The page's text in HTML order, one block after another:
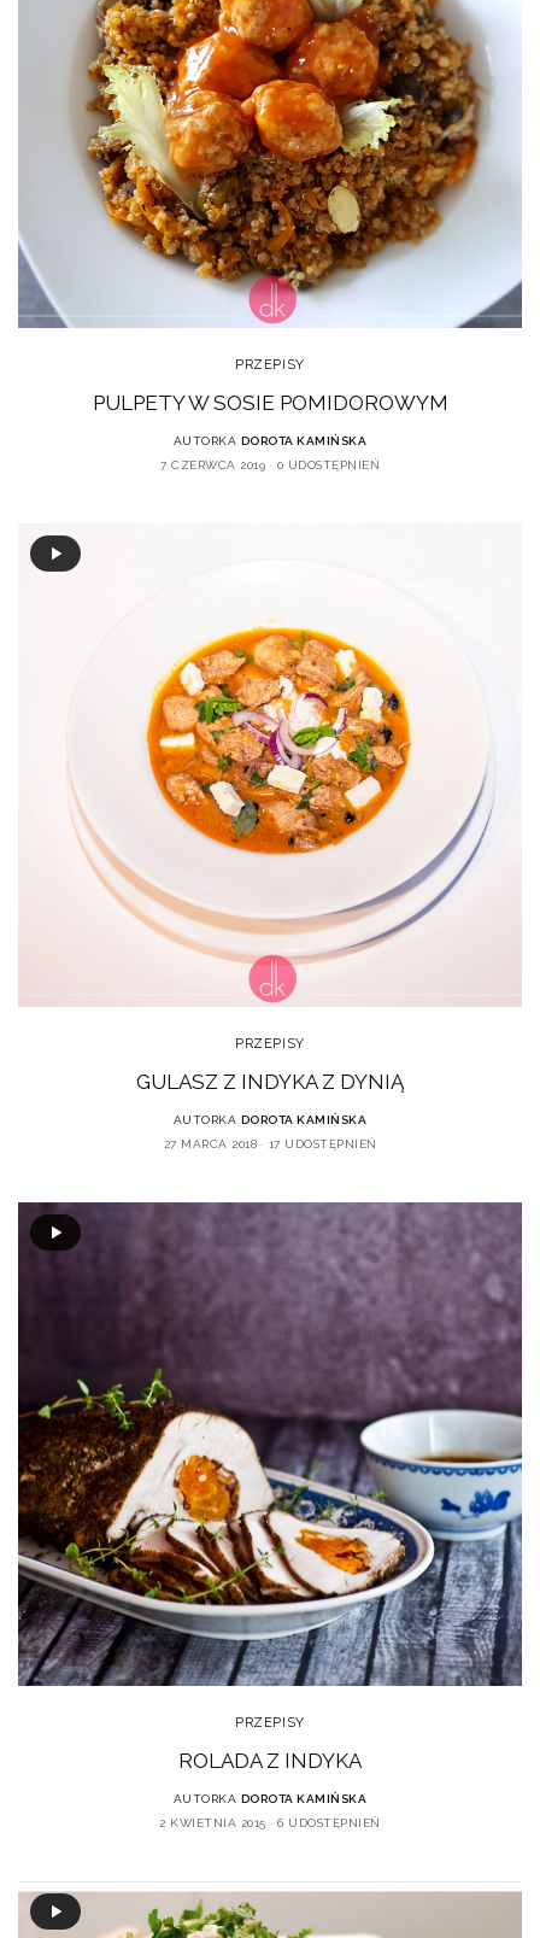
PRZEPISY
PULPETY W SOSIE POMIDOROWYM
AUTORKA DOROTA KAMIŃSKA
7 CZERWCA 2019
0 UDOSTĘPNIEŃ
PRZEPISY
GULASZ Z INDYKA Z DYNIĄ
AUTORKA DOROTA KAMIŃSKA
27 MARCA 2018
17 UDOSTĘPNIEŃ
PRZEPISY
ROLADA Z INDYKA
AUTORKA DOROTA KAMIŃSKA
2 KWIETNIA 2015
6 UDOSTĘPNIEŃ